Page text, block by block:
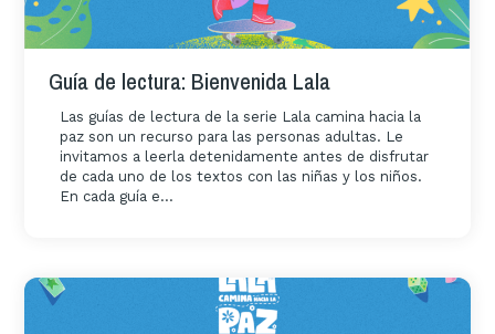
Guía de lectura: Bienvenida Lala
Las guías de lectura de la serie Lala camina hacia la
paz son un recurso para las personas adultas. Le
invitamos a leerla detenidamente antes de disfrutar
de cada uno de los textos con las niñas y los niños.
En cada guía e...